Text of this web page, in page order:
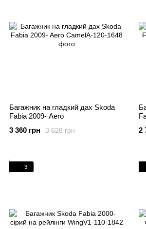
Багажник на гладкий дах Skoda
Fabia 2009- Aero
3 628 грн
3 360 грн 2
3